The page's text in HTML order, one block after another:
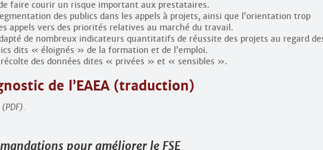
faire courir un risque important aux prestataires.
des publics dans les appels à projets, ainsi que l’orientation trop
appels vers des priorités relatives au marché du travail.
de nombreux indicateurs quantitatifs de réussite des projets au regard
dits « éloignés » de la formation et de l’emploi.
récolte des données dites « privées » et « sensibles ».
de l’EAEA (traduction)
(PDF).
pour améliorer le FSE